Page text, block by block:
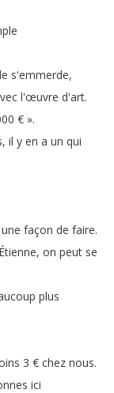
s'emmerde,
l'œuvre d'art.
€ ».
, il y en a un qui
une façon de faire.
, on peut se
plus
3 € chez nous.
ici